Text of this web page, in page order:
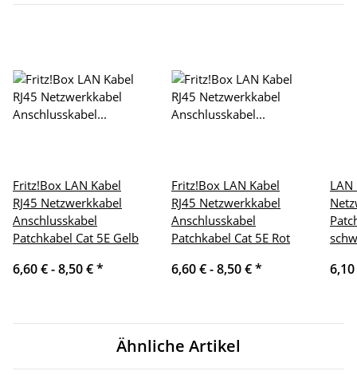
Fritz!Box LAN Kabel
RJ45 Netzwerkkabel
Anschlusskabel
Patchkabel Cat 5E Gelb
6,60 € -8,50 €*
Fritz!Box LAN Kabel
RJ45 Netzwerkkabel
Anschlusskabel
Patchkabel Cat 5E Rot
6,60 € -8,50 €*
LAN
Ähnliche Artikel